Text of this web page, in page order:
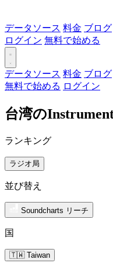
データソース 料金 ブログ
ログイン 無料で始める
データソース 料金 ブログ
無料で始める ログイン
台湾の
ランキング
ラジオ局
並び替え
Soundcharts リーチ
国
🇹🇼 Taiwan